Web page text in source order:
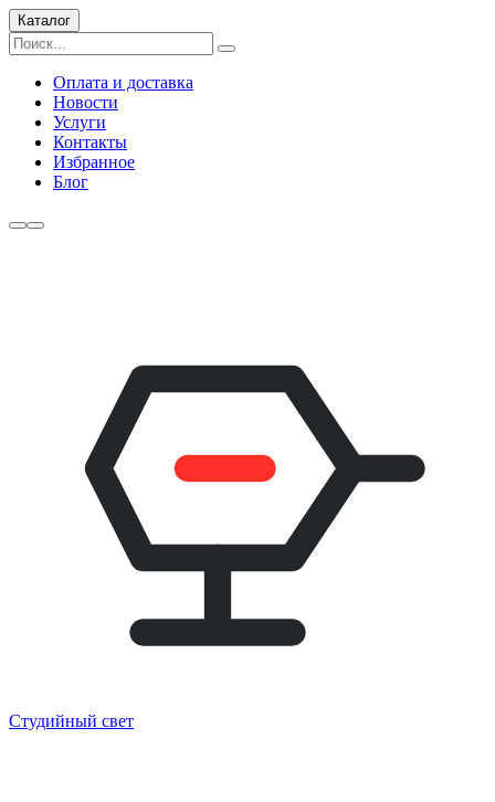
Каталог
Оплата и доставка
Новости
Услуги
Контакты
Избранное
Блог
Студийный свет